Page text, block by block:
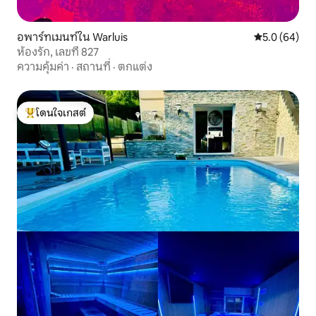
อพาร์ทเมนท์ใน Warluis คะแนนเฉลี่ย
5.0 (64)
ห้องรัก, เลขที่ 827
ความคุ้มค่า · สถานที่ · ตกแต่ง
โดนใจเกสต์ที่สุด
โดนใจเกสต์